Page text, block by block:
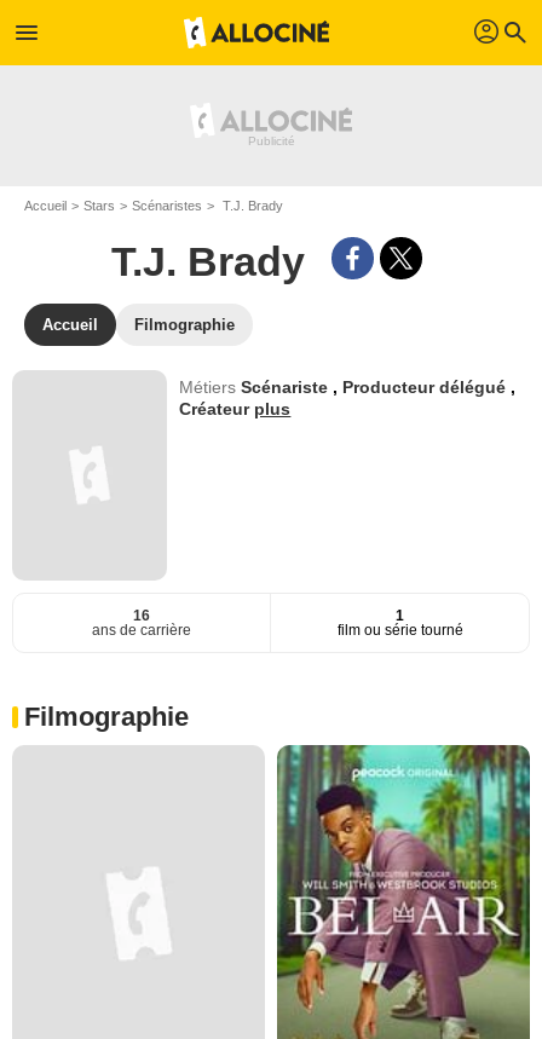
menu profil search
Accueil Stars Scénaristes T.J. Brady
T.J. Brady
Accueil Filmographie
MétiersScénariste , Producteur délégué ,
Créateur plus
16
ans de carrière
1
film ou série tourné
Filmographie